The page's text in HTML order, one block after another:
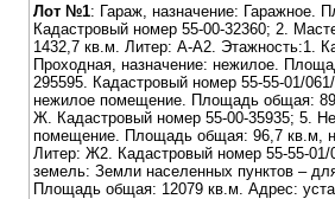
Лот №1: Гараж, назначение: Гаражное.
Кадастровый номер 55-00-32360; 2.
1432,7 кв.м. Литер: А-А2. Этажность:1.
Проходная, назначение: нежилое.
295595. Кадастровый номер 55-55-01/
нежилое помещение. Площадь общая:
Ж. Кадастровый номер 55-00-35935; 5.
помещение. Площадь общая: 96,7 кв.м,
Литер: Ж2. Кадастровый номер 55-55-01/
земель: Земли населенных пунктов –
Площадь общая: 12079 кв.м. Адрес: